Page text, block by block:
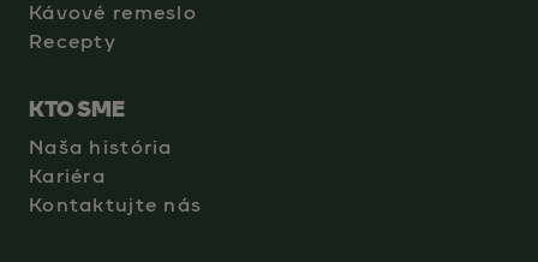
Kávové remeslo
Recepty
KTO SME
Naša história
Kariéra
Kontaktujte nás